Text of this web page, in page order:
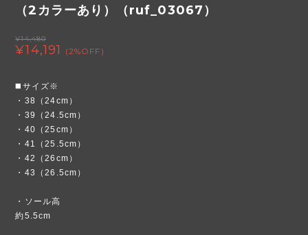
（2カラーあり）（ruf_03067）
¥14,480
¥14,191 (2%OFF)
◼️サイズ※
・38（24cm）
・39（24.5cm）
・40（25cm）
・41（25.5cm）
・42（26cm）
・43（26.5cm）
・ソール高
約5.5cm